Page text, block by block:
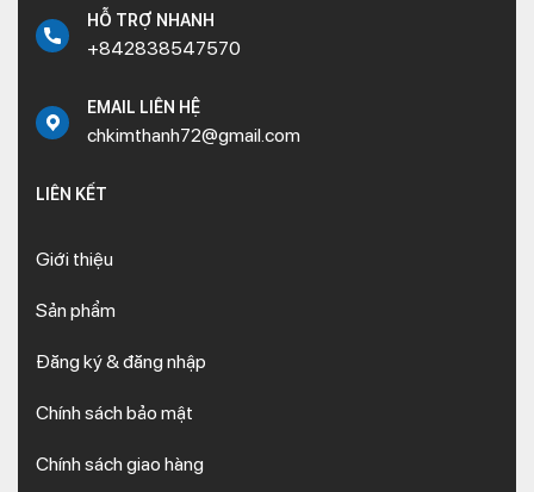
HỖ TRỢ NHANH
+842838547570
EMAIL LIÊN HỆ
chkimthanh72@gmail.com
LIÊN KẾT
Giới thiệu
Sản phẩm
Đăng ký & đăng nhập
Chính sách bảo mật
Chính sách giao hàng